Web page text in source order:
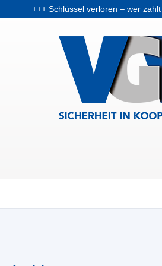
+++ Schlüssel verloren – wer